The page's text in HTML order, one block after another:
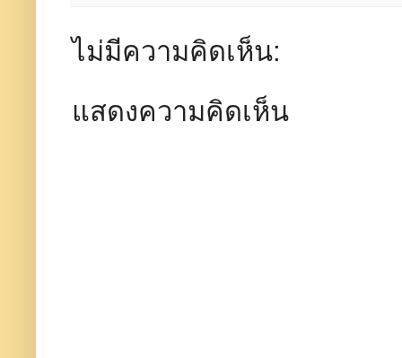
ไม่มีความคิดเห็น:
แสดงความคิดเห็น